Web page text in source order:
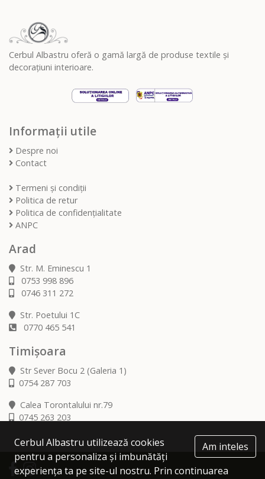
Cerbul Albastru oferă o gamă largă de produse textile și
decorațiuni interioare.
Informații utile
Despre noi
Contact
Termeni și condiții
Politica de retur
Politica de confidențialitate
ANPC
Arad
Str. M. Eminescu 1
0753 998 896
0746 311 272
Str. Poetului 1C
0770 465 541
Timișoara
Str Sever Bocu 2 (Galeria 1)
0754 287 703
Calea Torontalului nr.79
0745 263 203
Am inteles
Cerbul Albastru utilizează cookies
pentru a personaliza și imbunătăți
experiența ta pe site-ul nostru. Prin continuarea